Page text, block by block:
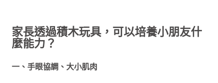
家長透過積木玩具，可以培養小朋友什
麼能力？
一、手眼協調、大小肌肉